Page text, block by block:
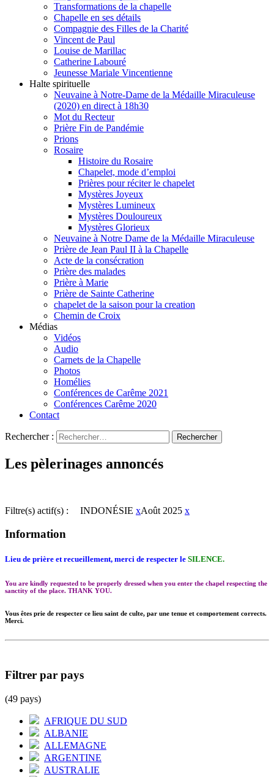
Transformations de la chapelle
Chapelle en ses détails
Compagnie des Filles de la Charité
Vincent de Paul
Louise de Marillac
Catherine Labouré
Jeunesse Mariale Vincentienne
Halte spirituelle
Neuvaine à Notre-Dame de la Médaille Miraculeuse
(2020) en direct à 18h30
Mot du Recteur
Prière Fin de Pandémie
Prions
Rosaire
Histoire du Rosaire
Chapelet, mode d’emploi
Prières pour réciter le chapelet
Mystères Joyeux
Mystères Lumineux
Mystères Douloureux
Mystères Glorieux
Neuvaine à Notre Dame de la Médaille Miraculeuse
Prière de Jean Paul II à la Chapelle
Acte de la consécration
Prière des malades
Prière à Marie
Prière de Sainte Catherine
chapelet de la saison pour la creation
Chemin de Croix
Médias
Vidéos
Audio
Carnets de la Chapelle
Photos
Homélies
Conférences de Carême 2021
Conférences Carême 2020
Contact
Rechercher :
Les pèlerinages annoncés
Filtre(s) actif(s) : INDONÉSIE xAoût 2025 x
Information
Lieu de prière et recueillement, merci de respecter le SILENCE.
You are kindly requested to be properly dressed when you enter the chapel respecting the
sanctity of the place. THANK YOU.
Vous êtes prie de respecter ce lieu saint de culte, par une tenue et comportement corrects.
Merci.
Filtrer par pays
(49 pays)
AFRIQUE DU SUD
ALBANIE
ALLEMAGNE
ARGENTINE
AUSTRALIE